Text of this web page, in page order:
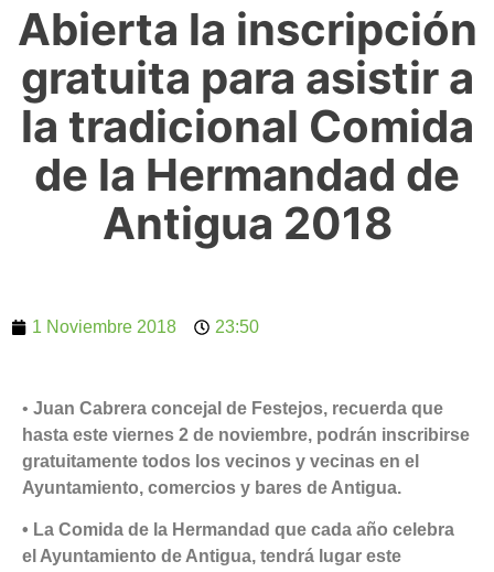
Abierta la inscripción
gratuita para asistir a
la tradicional Comida
de la Hermandad de
Antigua 2018
1 Noviembre 2018 23:50
• Juan Cabrera concejal de Festejos, recuerda que
hasta este viernes 2 de noviembre, podrán inscribirse
gratuitamente todos los vecinos y vecinas en el
Ayuntamiento, comercios y bares de Antigua.
• La Comida de la Hermandad que cada año celebra
el Ayuntamiento de Antigua, tendrá lugar este